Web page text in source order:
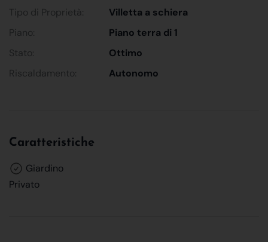
Tipo di Proprietà:
Villetta a schiera
Piano:
Piano terra di 1
Stato:
Ottimo
Riscaldamento:
Autonomo
Caratteristiche
Giardino
Privato